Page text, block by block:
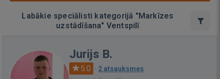
Labākie speciālisti kategorijā "Markīzes
uzstādīšana" Ventspilī
Jurijs B.
5.0 · 2 atsauksmes